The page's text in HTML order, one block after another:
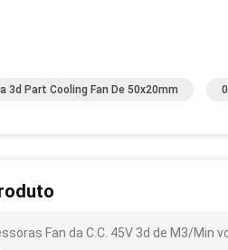
3d Part Cooling Fan De 50x20mm
Fan da C.C. 45V 3d de M3/Min